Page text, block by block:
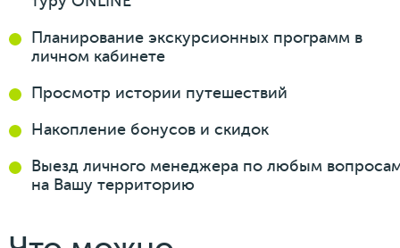
Планирование экскурсионных программ в
личном кабинете
Просмотр истории путешествий
Накопление бонусов и скидок
Выезд личного менеджера по любым
на Вашу территорию